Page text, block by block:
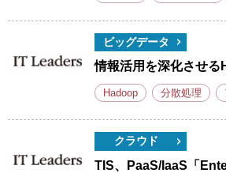
ビッグデータ
情報活用を深化させ
Hadoop 分散処理
クラウド
TIS、PaaS/IaaS「